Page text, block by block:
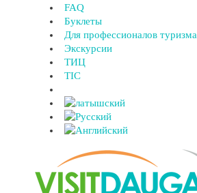
FAQ
Буклеты
Для профессионалов туризма
Экскурсии
ТИЦ
TIC